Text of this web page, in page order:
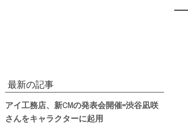
最新の記事
アイ工務店、新CMの発表会開催=渋谷凪咲
さんをキャラクターに起用